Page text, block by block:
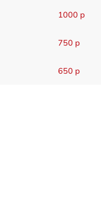
1000 р
750 р
650 р